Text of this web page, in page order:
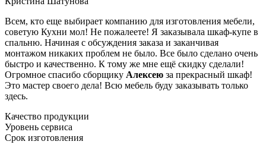
Всем, кто еще выбирает компанию для изготовления мебели,
советую Кухни мол! Не пожалеете! Я заказывала шкаф-купе в
спальню. Начиная с обсуждения заказа и заканчивая
монтажом никаких проблем не было. Все было сделано очень
быстро и качественно. К тому же мне ещё скидку сделали!
Огромное спасибо сборщику Алексею за прекрасный шкаф!
Это мастер своего дела! Всю мебель буду заказывать только
здесь.
Качество продукции
Уровень сервиса
Срок изготовления